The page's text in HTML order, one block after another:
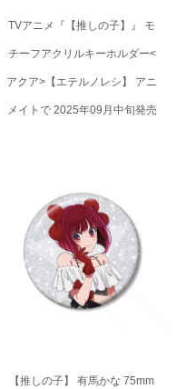
TVアニメ『【推しの子】』 モ
チーフアクリルキーホルダー<
アクア>【エテルノレシ】 アニ
メイトで 2025年09月中旬発売
【推しの子】 有馬かな 75mm